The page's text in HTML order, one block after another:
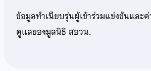
ข้อมูลทำเนียบรุ่นผู้เข้าร่วมแข่งขันและ
ดูแลของมูลนิธิ สอวน.